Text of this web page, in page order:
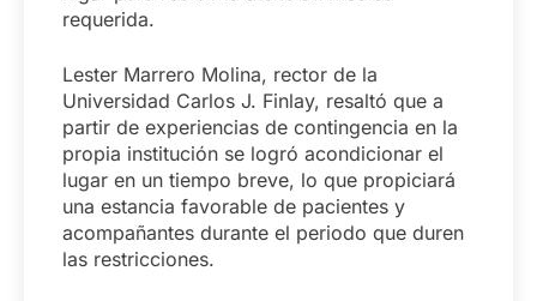
requerida.
Lester Marrero Molina, rector de la
Universidad Carlos J. Finlay, resaltó que a
partir de experiencias de contingencia en la
propia institución se logró acondicionar el
lugar en un tiempo breve, lo que propiciará
una estancia favorable de pacientes y
acompañantes durante el periodo que duren
las restricciones.